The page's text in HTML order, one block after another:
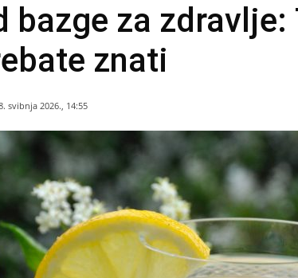
bazge za
znati
svibnja 2026., 14:55